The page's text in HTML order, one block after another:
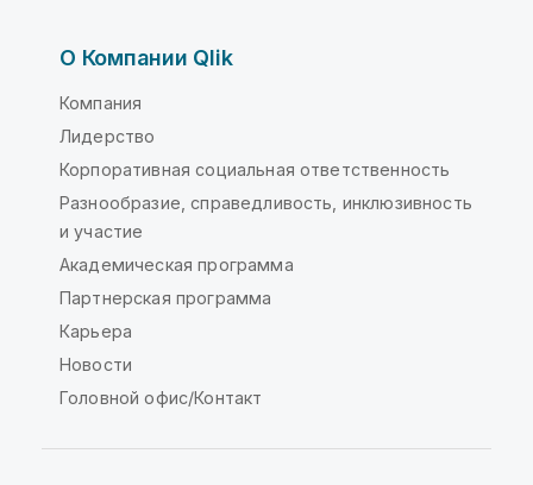
О Компании Qlik
Компания
Лидерство
Корпоративная социальная ответственность
Разнообразие, справедливость, инклюзивность
и участие
Академическая программа
Партнерская программа
Карьера
Новости
Головной офис/Контакт